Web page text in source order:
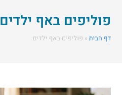
פוליפים באף ילדים
דף הבית » פוליפים באף ילדים